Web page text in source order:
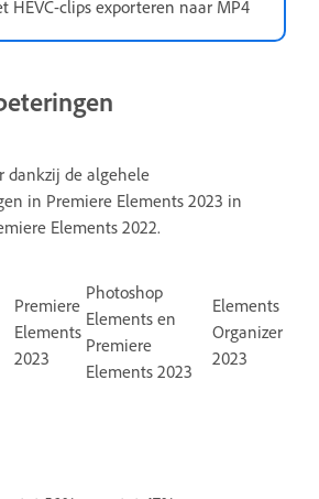
HEVC-clips exporteren naar MP4
dankzij de algehele
in Premiere Elements 2023 in
Elements 2022.
Premiere
Elements
2023
Photoshop
Elements en
Premiere
Elements 2023
Elements
Organizer
2023